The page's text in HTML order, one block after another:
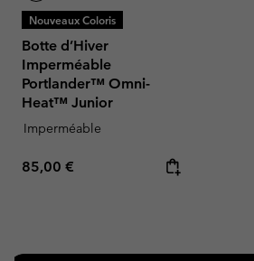
Nouveaux Coloris
Botte d’Hiver
Imperméable
Portlander™ Omni-
Heat™ Junior
Imperméable
Regular price:
85,00 €